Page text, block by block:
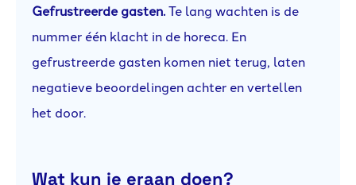
Gefrustreerde gasten.Te lang wachten is de
nummer één klacht in de horeca. En
gefrustreerde gasten komen niet terug, laten
negatieve beoordelingen achter en vertellen
het door.
Wat kun je eraan doen?